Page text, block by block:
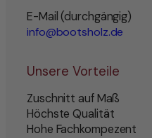
E-Mail (durchgängig)
info@bootsholz.de
Unsere Vorteile
Zuschnitt auf Maß
Höchste Qualität
Hohe Fachkompezent